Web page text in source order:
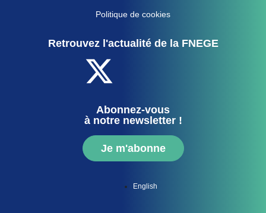
Politique de cookies
Retrouvez l'actualité de la FNEGE
Abonnez-vous
à notre newsletter !
Je m'abonne
English